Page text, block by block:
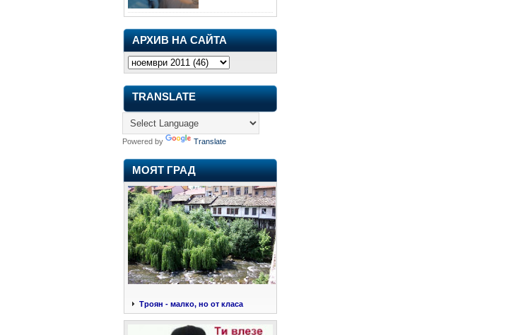
АРХИВ НА САЙТА
TRANSLATE
Powered by Translate
МОЯТ ГРАД
Троян - малко, но от класа